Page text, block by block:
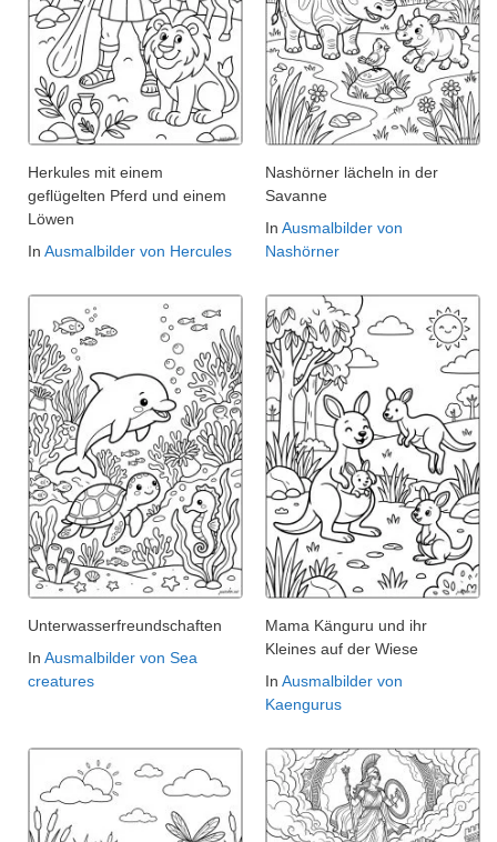
Herkules mit einem
geflügelten Pferd und einem
Löwen
In Ausmalbilder von Hercules
Nashörner lächeln in der
Savanne
In Ausmalbilder von
Nashörner
Unterwasserfreundschaften
In Ausmalbilder von Sea
creatures
Mama Känguru und ihr
Kleines auf der Wiese
In Ausmalbilder von
Kaengurus